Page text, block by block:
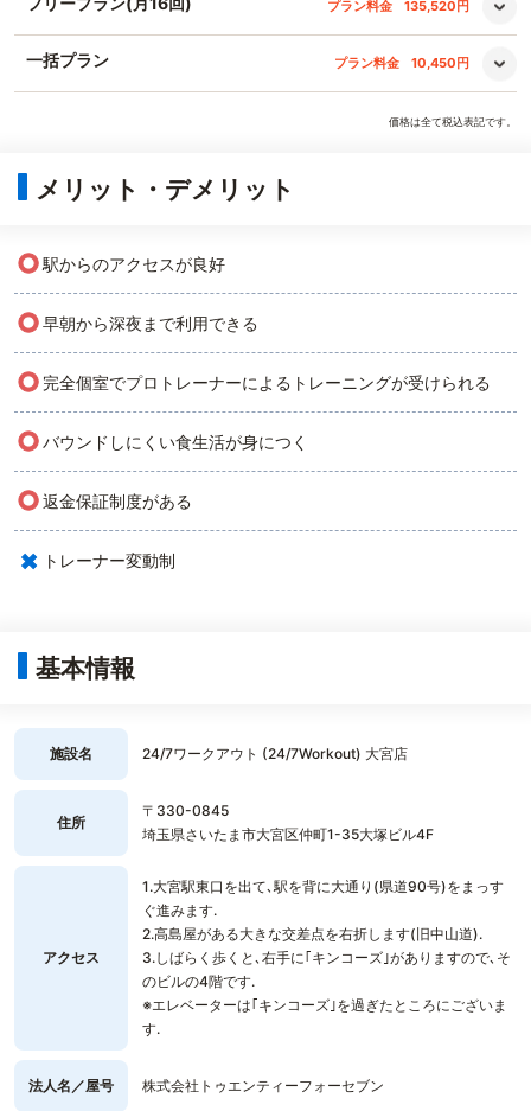
プラン料金 135,520円
一括プラン プラン料金 10,450円
価格は全て税込表記です。
メリット・デメリット
○駅からのアクセスが良好
○早朝から深夜まで利用できる
○ 完全個室でプロトレーナーによるトレーニングが受けられる
○バウンドしにくい食生活が身につく
○返金保証制度がある
× トレーナー変動制
基本情報
施設名 24/7ワークアウト (24/7Workout) 大宮店
住所
〒330-0845
埼玉県さいたま市大宮区仲町1-35大塚ビル4F
アクセス
1.大宮駅東口を出て､駅を背に大通り(県道90号)をまっす
ぐ進みます.
2.高島屋がある大きな交差点を右折します(旧中山道).
3.しばらく歩くと､右手に｢キンコーズ｣がありますので､そ
のビルの4階です.
※エレベーターは｢キンコーズ｣を過ぎたところにございま
す.
法人名／屋号 株式会社トゥエンティーフォーセブン